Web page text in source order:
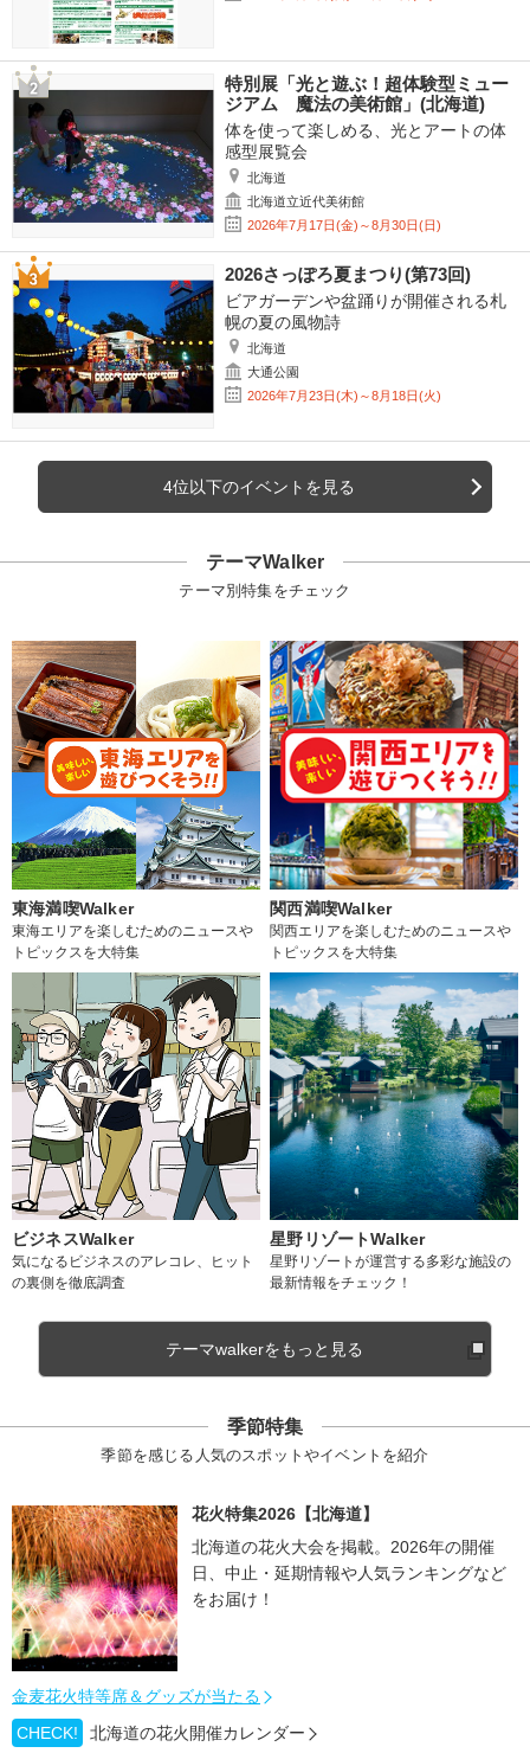
特別展「光と遊ぶ！超体験型ミュー
ジアム 魔法の美術館」(北海道)
体を使って楽しめる、光とアートの体
感型展覧会
北海道
北海道立近代美術館
2026年7月17日(金)～8月30日(日)
2026さっぽろ夏まつり(第73回)
ビアガーデンや盆踊りが開催される札
幌の夏の風物詩
北海道
大通公園
2026年7月23日(木)～8月18日(火)
4位以下のイベントを見る
テーマWalker
テーマ別特集をチェック
東海満喫Walker
東海エリアを楽しむためのニュースや
トピックスを大特集
関西満喫Walker
関西エリアを楽しむためのニュースや
トピックスを大特集
ビジネスWalker
気になるビジネスのアレコレ、ヒット
の裏側を徹底調査
星野リゾートWalker
星野リゾートが運営する多彩な施設の
最新情報をチェック！
テーマwalkerをもっと見る
季節特集
季節を感じる人気のスポットやイベントを紹介
花火特集2026【北海道】
北海道の花火大会を掲載。2026年の開催
日、中止・延期情報や人気ランキングなど
をお届け！
金麦花火特等席＆グッズが当たる
CHECK!
北海道の花火開催カレンダー